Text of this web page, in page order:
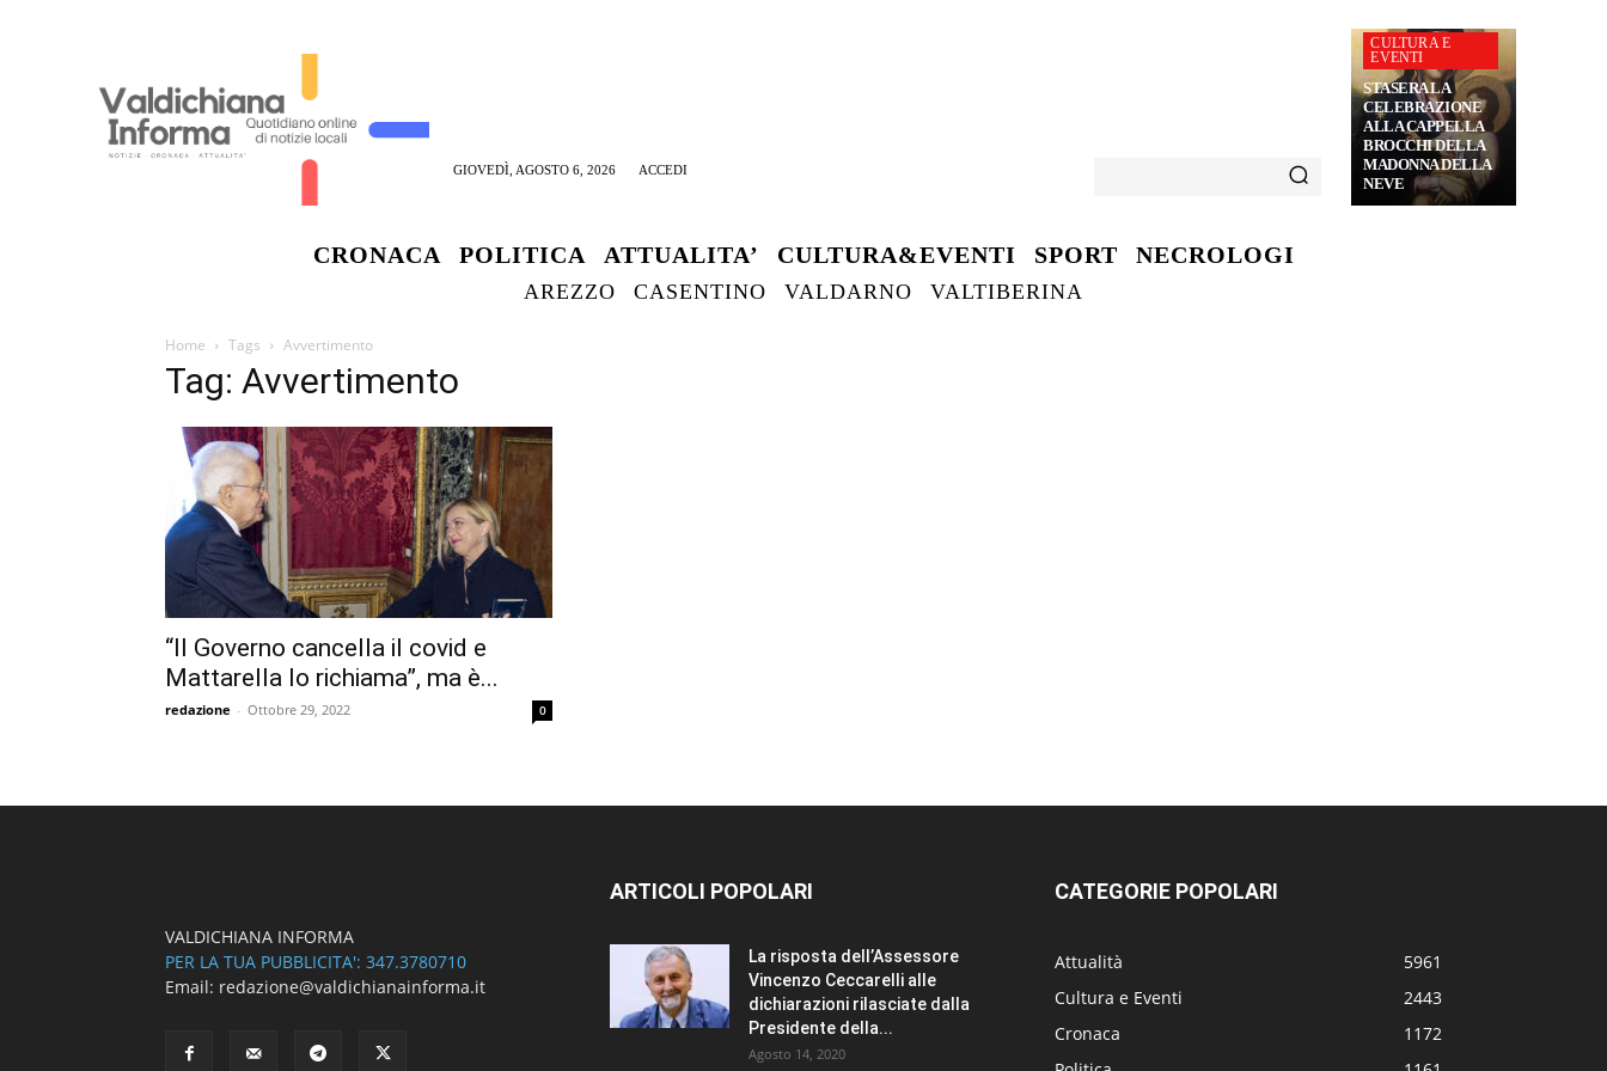
GIOVEDÌ, AGOSTO 6, 2026 ACCEDI
CULTURA E
EVENTI
STASERA LA
CELEBRAZIONE
ALLA CAPPELLA
BROCCHI DELLA
MADONNA DELLA
NEVE
CRONACA POLITICA ATTUALITA’ CULTURA&EVENTI SPORT NECROLOGI
AREZZO CASENTINO VALDARNO VALTIBERINA
Home Tags Avvertimento
Tag: Avvertimento
“Il Governo cancella il covid e
Mattarella lo richiama”, ma è...
redazione - Ottobre 29, 2022 0
VALDICHIANA INFORMA
PER LA TUA PUBBLICITA': 347.3780710
Email: redazione@valdichianainforma.it
ARTICOLI POPOLARI
La risposta dell’Assessore
Vincenzo Ceccarelli alle
dichiarazioni rilasciate dalla
Presidente della...
Agosto 14, 2020
CATEGORIE POPOLARI
Attualità
5961
Cultura e Eventi
2443
Cronaca
1172